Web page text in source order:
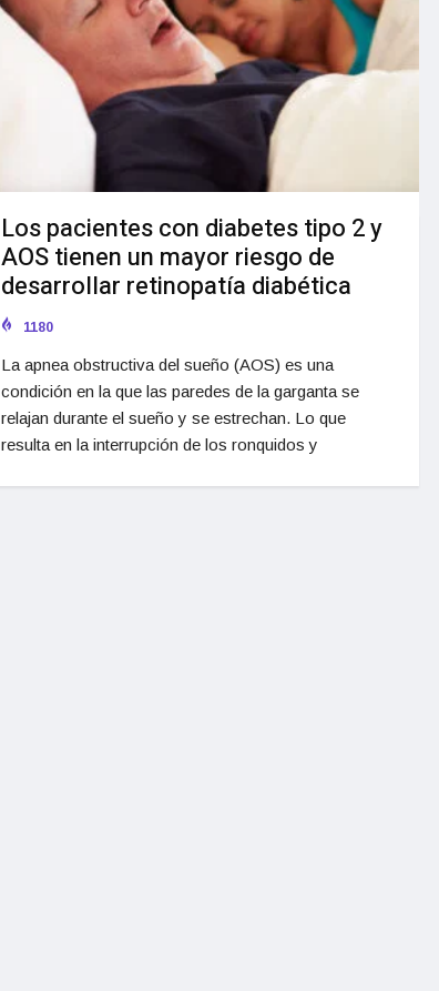
Los pacientes con diabetes tipo 2 y
AOS tienen un mayor riesgo de
desarrollar retinopatía diabética
1180
La apnea obstructiva del sueño (AOS) es una
condición en la que las paredes de la garganta se
relajan durante el sueño y se estrechan. Lo que
resulta en la interrupción de los ronquidos y